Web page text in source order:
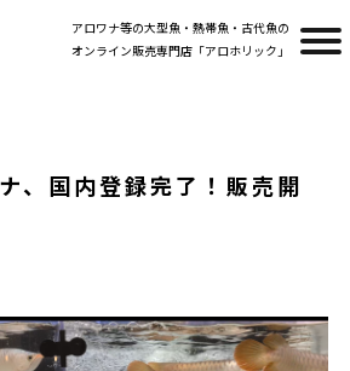
アロワナ等の大型魚・熱帯魚・古代魚の
オンライン販売専門店「アロホリック」
、国内登録完了！販売開